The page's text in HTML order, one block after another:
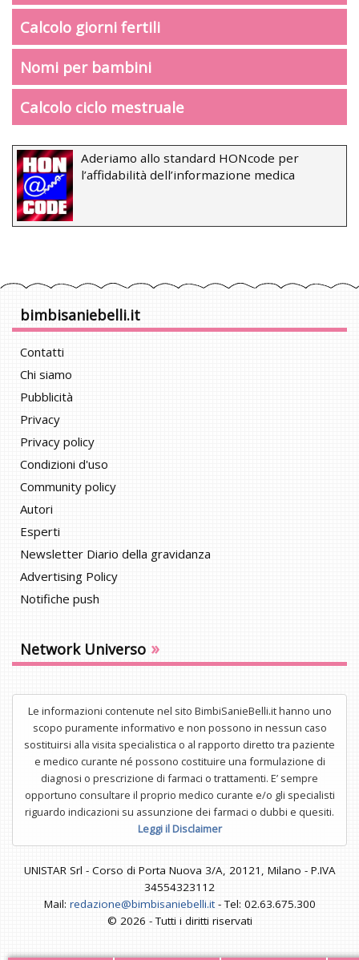
Calcolo giorni fertili
Nomi per bambini
Calcolo ciclo mestruale
Aderiamo allo standard HONcode per
l’affidabilità dell’informazione medica
bimbisaniebelli.it
Contatti
Chi siamo
Pubblicità
Privacy
Privacy policy
Condizioni d'uso
Community policy
Autori
Esperti
Newsletter Diario della gravidanza
Advertising Policy
Notifiche push
Network Universo »
Le informazioni contenute nel sito BimbiSanieBelli.it hanno uno
scopo puramente informativo e non possono in nessun caso
sostituirsi alla visita specialistica o al rapporto diretto tra paziente
e medico curante né possono costituire una formulazione di
diagnosi o prescrizione di farmaci o trattamenti. E’ sempre
opportuno consultare il proprio medico curante e/o gli specialisti
riguardo indicazioni su assunzione dei farmaci o dubbi e quesiti.
Leggi il Disclaimer
UNISTAR Srl - Corso di Porta Nuova 3/A, 20121, Milano - P.IVA
34554323112
Mail: redazione@bimbisaniebelli.it- Tel: 02.63.675.300
© 2026 - Tutti i diritti riservati